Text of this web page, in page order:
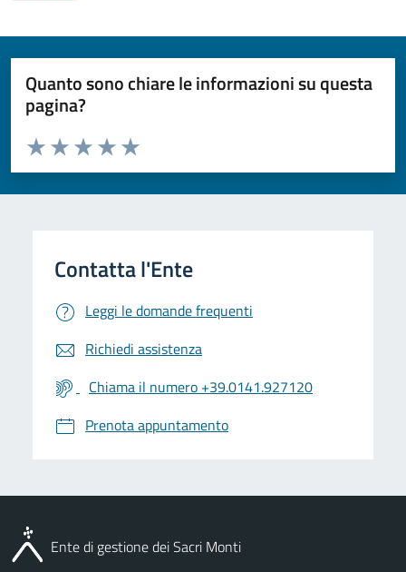
Quanto sono chiare le informazioni su questa
pagina?
Valuta da 1 a 5 stelle la pagina
Valuta 5 stelle su 5
Valuta 4 stelle su 5
Valuta 3 stelle su 5
Valuta 2 stelle su 5
Valuta 1 stelle su 5
Leggi le domande frequenti
Richiedi assistenza
Chiama il numero +39.0141.927120
Prenota appuntamento
Ente di gestione dei Sacri Monti